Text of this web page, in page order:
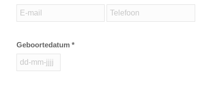
Geboortedatum *